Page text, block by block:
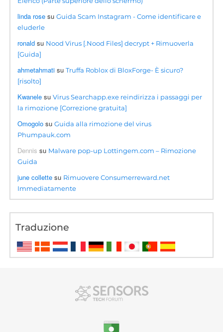
linda rose suGuida Scam Instagram - Come identificare e
eluderle
ronald su Nood Virus [.Nood Files] decrypt + Rimuoverla
[Guida]
ahmetahmati suTruffa Roblox di BloxForge- È sicuro?
[risolto]
Kwanele suVirus Searchapp.exe reindirizza i passaggi per
la rimozione [Correzione gratuita]
Omogolo suGuida alla rimozione del virus
Phumpauk.com
Dennis su Malware pop-up Lottingem.com – Rimozione
Guida
june collette su Rimuovere Consumerreward.net
Immediatamente
Traduzione